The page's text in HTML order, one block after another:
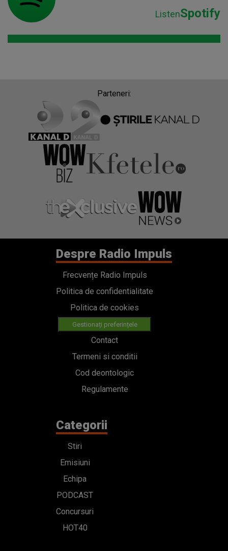
ListenSpotify
Parteneri:
Despre Radio Impuls
Frecvențe Radio Impuls
Politica de confidentialitate
Politica de cookies
Gestionați preferințele
Contact
Termeni si conditii
Cod deontologic
Regulamente
Categorii
Stiri
Emisiuni
Echipa
PODCAST
Concursuri
HOT40